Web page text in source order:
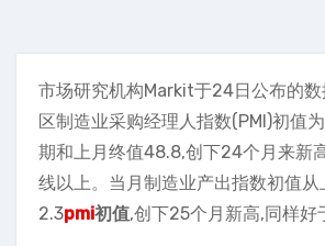
市场研究机构Markit于24日公布的
区制造业采购经理人指数(PMI)初值
期和上月终值48.8,创下24个月来新
线以上。当月制造业产出指数初值
2.3pmi初值,创下25个月新高,同样好